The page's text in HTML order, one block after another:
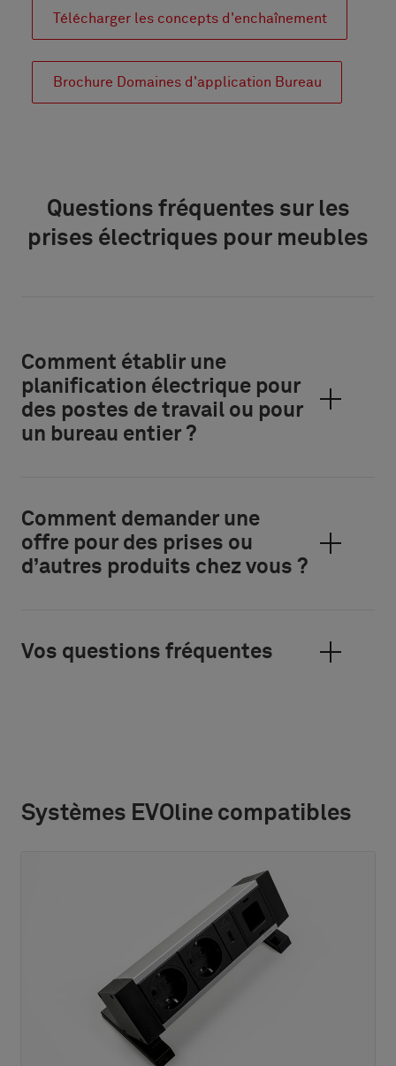
Télécharger les concepts d'enchaînement
Brochure Domaines d'application Bureau
Questions fréquentes sur les
prises électriques pour meubles
Comment établir une
planification électrique pour
des postes de travail ou pour
un bureau entier ?
Comment demander une
offre pour des prises ou
d’autres produits chez vous ?
Vos questions fréquentes
Systèmes EVOline compatibles